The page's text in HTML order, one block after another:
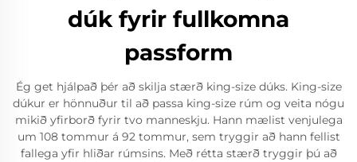
dúk fyrir fullkomna
passform
Ég get hjálpað þér að skilja stærð king-size dúks. King-size
dúkur er hönnuður til að passa king-size rúm og veita nógu
mikið yfirborð fyrir tvo manneskju. Hann mælist venjulega
um 108 tommur á 92 tommur, sem tryggir að hann fellist
fallega yfir hliðar rúmsins. Með rétta stærð tryggir þú að